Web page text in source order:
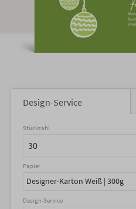
Design-Service
Stückzahl
Papier
Designer-Karton Weiß | 300g
Design-Service